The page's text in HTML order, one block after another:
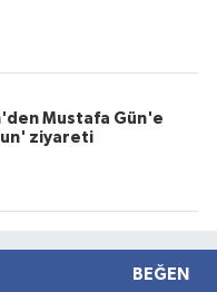
Mustafa Gün'e
ziyareti
BEĞEN